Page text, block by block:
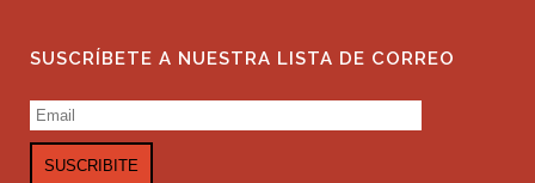
SUSCRÍBETE A NUESTRA LISTA DE CORREO